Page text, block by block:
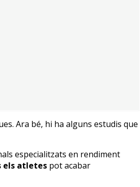
Ara bé, hi ha alguns estudis que
especialitzats en rendiment
els atletes pot acabar